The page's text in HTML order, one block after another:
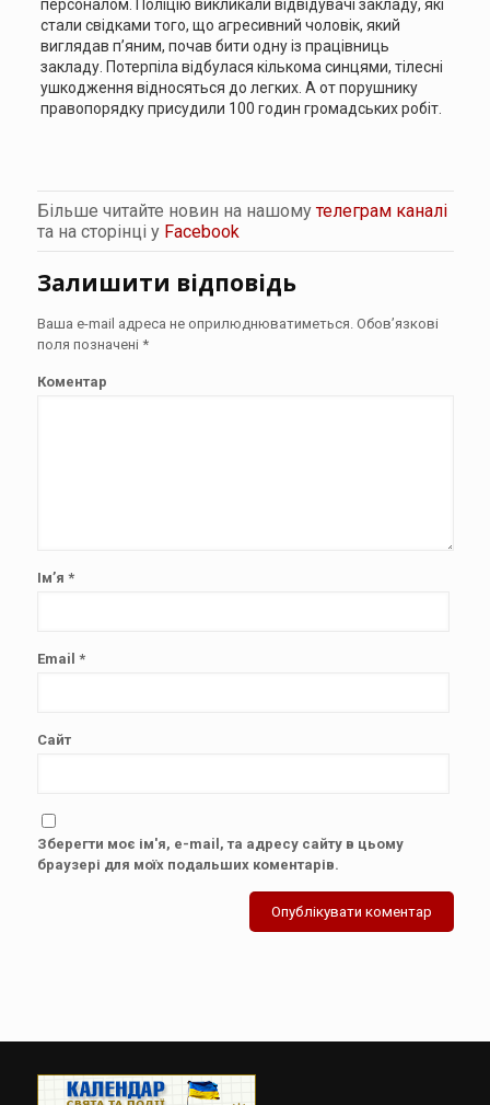
персоналом. Поліцію викликали відвідувачі закладу, які
стали свідками того, що агресивний чоловік, який
виглядав п’яним, почав бити одну із працівниць
закладу. Потерпіла відбулася кількома синцями, тілесні
ушкодження відносяться до легких. А от порушнику
правопорядку присудили 100 годин громадських робіт.
Більше читайте новин на нашомутелеграм каналі
та на сторінці у Facebook
Залишити відповідь
Ваша e-mail адреса не оприлюднюватиметься. Обов’язкові
поля позначені *
Коментар
Ім’я *
Email *
Сайт
Зберегти моє ім'я, e-mail, та адресу сайту в цьому
браузері для моїх подальших коментарів.